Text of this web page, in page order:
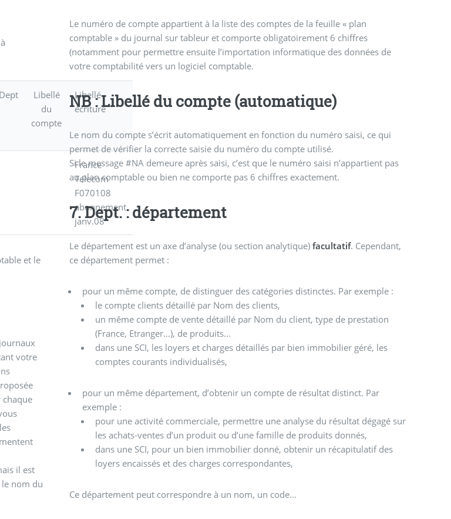
Dept
Libellé
du
compte
Libellé
écriture
France
Telecom
F070108
abonnement
janv.08
et le
votre
le nom du
Le numéro de compte appartient à la liste des comptes de la feuille « plan
comptable » du journal sur tableur et comporte obligatoirement 6 chiffres
(notamment pour permettre ensuite l’importation informatique des données de
votre comptabilité vers un logiciel comptable.
NB : Libellé du compte (automatique)
Le nom du compte s’écrit automatiquement en fonction du numéro saisi, ce qui
permet de vérifier la correcte saisie du numéro du compte utilisé.
Si le message #NA demeure après saisi, c’est que le numéro saisi n’appartient pas
au plan comptable ou bien ne comporte pas 6 chiffres exactement.
7. Dept. : département
Le département est un axe d’analyse (ou section analytique) facultatif. Cependant,
ce département permet :
pour un même compte, de distinguer des catégories distinctes. Par exemple :
le compte clients détaillé par Nom des clients,
un même compte de vente détaillé par Nom du client, type de prestation
(France, Etranger...), de produits...
dans une SCI, les loyers et charges détaillés par bien immobilier géré, les
comptes courants individualisés,
pour un même département, d’obtenir un compte de résultat distinct. Par
exemple :
pour une activité commerciale, permettre une analyse du résultat dégagé sur
les achats-ventes d’un produit ou d’une famille de produits donnés,
dans une SCI, pour un bien immobilier donné, obtenir un récapitulatif des
loyers encaissés et des charges correspondantes,
Ce département peut correspondre à un nom, un code...